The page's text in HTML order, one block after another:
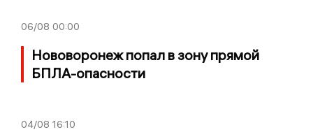
06/08 00:00
Нововоронеж попал в зону прямой
БПЛА-опасности
04/08 16:10